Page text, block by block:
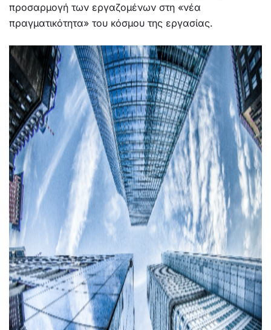
προσαρμογή των εργαζομένων στη «νέα
πραγματικότητα» του κόσμου της εργασίας.